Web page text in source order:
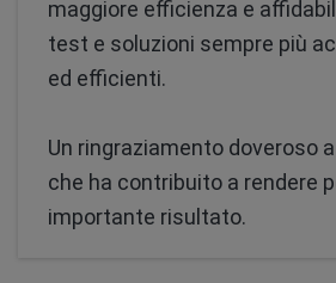
maggiore efficienza e
test e soluzioni sempre più
ed efficienti.
Un ringraziamento doveroso
che ha contribuito a rendere
importante risultato.